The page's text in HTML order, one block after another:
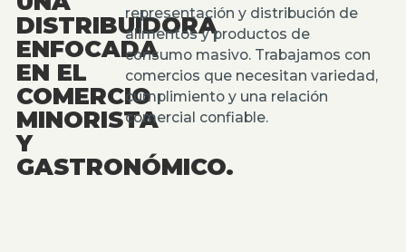
DISTRIBUIDORA
ENFOCADA
EN EL
COMERCIO
MINORISTA
Y
GASTRONÓMICO.
representación y distribución de
alimentos y productos de
consumo masivo. Trabajamos con
comercios que necesitan variedad,
cumplimiento y una relación
comercial confiable.